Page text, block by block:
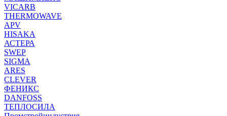
VICARB
THERMOWAVE
APV
HISAKA
АСТЕРА
SWEP
SIGMA
ARES
CLEVER
ФЕНИКС
DANFOSS
ТЕПЛОСИЛА